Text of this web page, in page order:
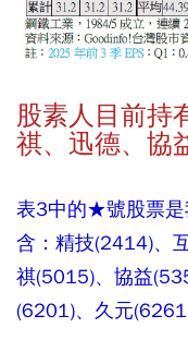
股素人目前持
祺、迅德、協
表3中的★號股票是
含：精技(2414)、
祺(5015)、協益
(6201)、久元